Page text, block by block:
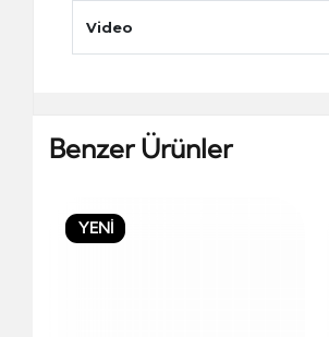
Video
Benzer Ürünler
YENİ